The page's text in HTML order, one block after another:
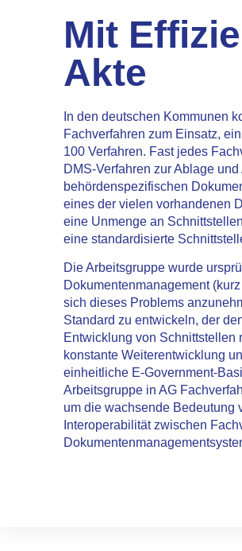
Mit
Akte
In den deutschen Kommunen
Fachverfahren zum Einsatz,
100 Verfahren. Fast jedes
DMS-Verfahren zur Ablage
behördenspezifischen
eines der vielen vorhandenen
eine Unmenge an
eine standardisierte
Die Arbeitsgruppe wurde
Dokumentenmanagement
sich dieses Problems
Standard zu entwickeln, der
Entwicklung von Schnittstellen
konstante Weiterentwicklung
einheitliche E-Government-
Arbeitsgruppe in AG
um die wachsende Bedeutung
Interoperabilität zwischen